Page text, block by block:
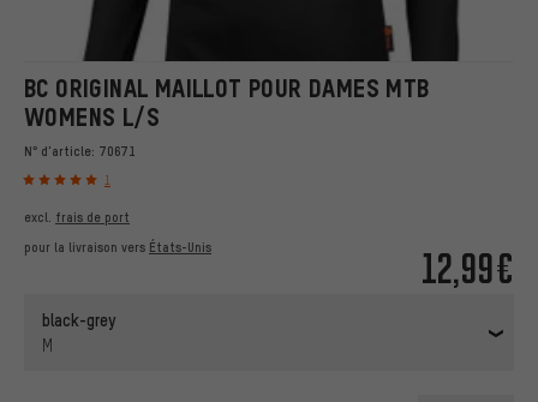
BC ORIGINAL MAILLOT POUR DAMES MTB
WOMENS L/S
N° d'article: 70671
1
12,99€
excl. frais de port
pour la livraison vers États-Unis
black-grey
M